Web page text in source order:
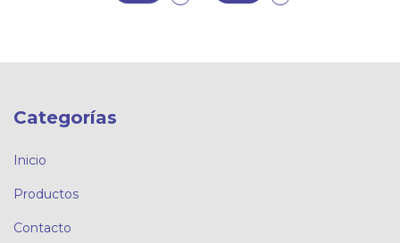
Categorías
Inicio
Productos
Contacto